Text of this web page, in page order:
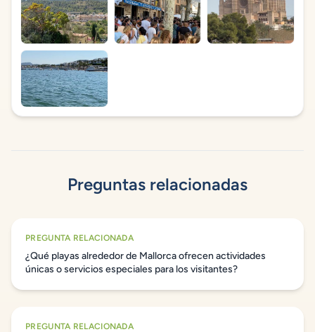
Preguntas relacionadas
PREGUNTA RELACIONADA
¿Qué playas alrededor de Mallorca ofrecen actividades
únicas o servicios especiales para los visitantes?
PREGUNTA RELACIONADA